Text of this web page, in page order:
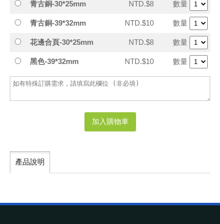
青古銅-30*25mm NTD.$8 數量
青古銅-39*32mm NTD.$10 數量
花邊合頁-30*25mm NTD.$8 數量
黑色-39*32mm NTD.$10 數量
加入購物車
產品說明